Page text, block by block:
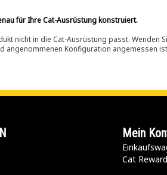
für Ihre Cat-Ausrüstung konstruiert.
nicht in die Cat-Ausrüstung passt. Wenden
Konfiguration angemessen
Mein
Cat